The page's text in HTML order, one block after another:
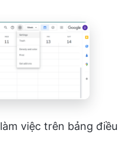
việc trên bảng điều